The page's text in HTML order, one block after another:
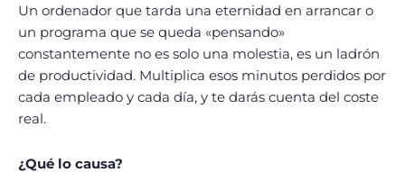
Un ordenador que tarda una eternidad en arrancar o
un programa que se queda «pensando»
constantemente no es solo una molestia, es un ladrón
de productividad. Multiplica esos minutos perdidos por
cada empleado y cada día, y te darás cuenta del coste
real.
¿Qué lo causa?